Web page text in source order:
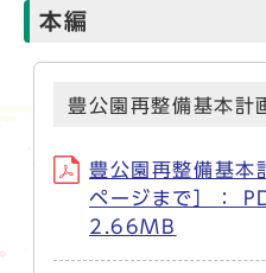
本編
豊公園再整備基本計
豊公園再整備基本
ページまで］：
2.66MB